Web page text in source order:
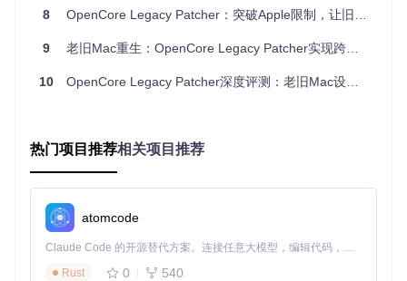
处理
旧显卡缺乏Metal支持
★★
★
复
中央
器
缺少AVX指令集导致部分系
统功能无法运行
★★
☆
固件
版本
旧版EFI不支持新启动方式
☆☆
程序修复
硬件型号，对照OpenCore-Legacy-Patcher支持列表。
8 OpenCore Legacy Patcher：突破Apple限制，让旧Mac重获新生
9 老旧Mac重生：OpenCore Legacy Patcher实现跨版本升级的完整指南
10 OpenCore Legacy Patcher深度评测：老旧Mac设备的系统升级与性能复活指南
热门项目推荐相关项目推荐
atomcode
Claude Code 的开源替代方案。连接任意大模型，编辑代码，运行命令，自动验证 — 全自动执行。用 Rust 构建，极致性能。 ｜ An open-source alternative to Claude Code. Connect any LLM, edit code, run commands, and verify changes — autonomously. Built in Rust for speed. Get Started
Rust
0 540